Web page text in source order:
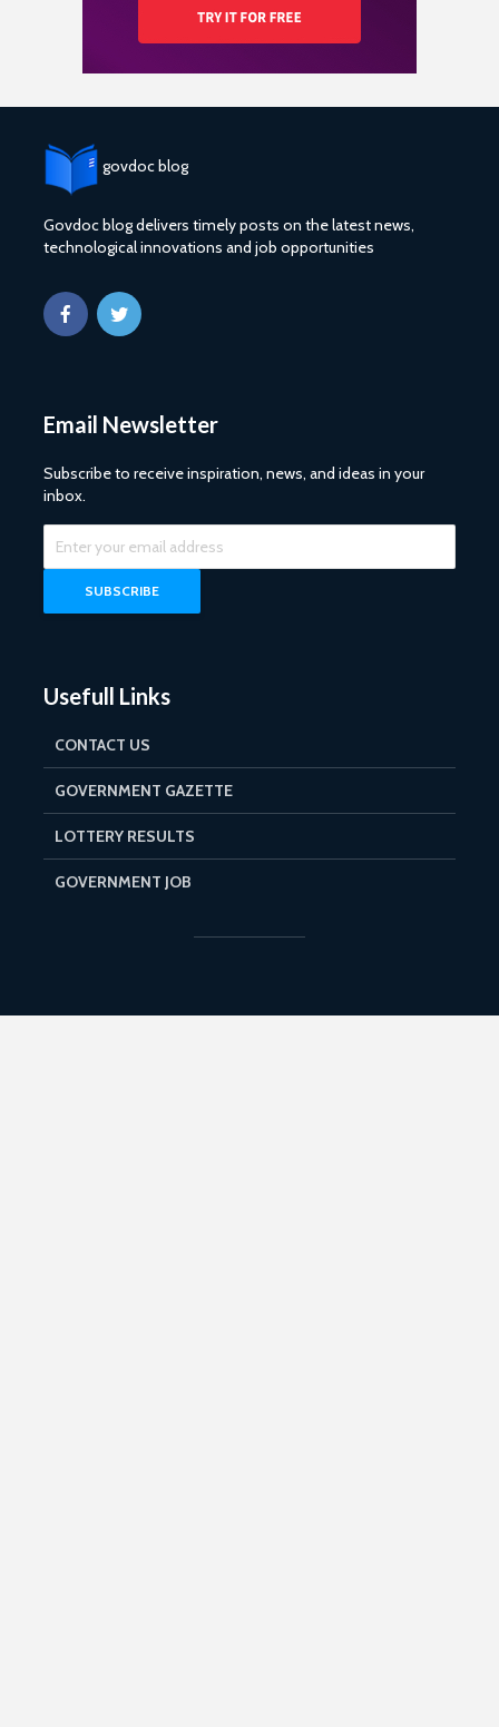
govdoc blog
Govdoc blog delivers timely posts on the latest news,
technological innovations and job opportunities
Email Newsletter
Subscribe to receive inspiration, news, and ideas in your
inbox.
Usefull Links
CONTACT US
GOVERNMENT GAZETTE
LOTTERY RESULTS
GOVERNMENT JOB